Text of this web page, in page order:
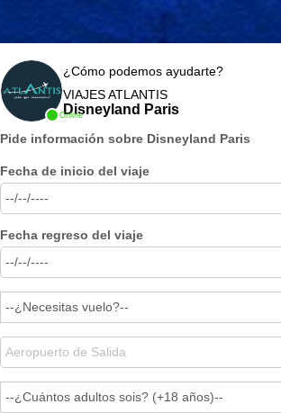
Online
¿Cómo podemos ayudarte?
VIAJES ATLANTIS
Disneyland Paris
Pide información sobre Disneyland Paris
Fecha de inicio del viaje
Fecha regreso del viaje